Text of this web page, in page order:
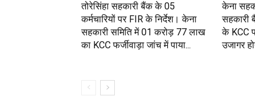
तोरेसिंहा सहकारी बैंक के 05
कर्मचारियों पर FIR के निर्देश। केना
सहकारी समिति में 01 करोड़ 77 लाख
का KCC फर्जीवाड़ा जांच में पाया...
केना
सहकारी
के KCC
उजागर